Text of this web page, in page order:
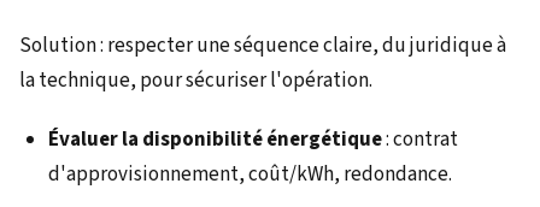
Solution : respecter une séquence claire, du juridique à
la technique, pour sécuriser l'opération.
Évaluer la disponibilité énergétique: contrat
d'approvisionnement, coût/kWh, redondance.